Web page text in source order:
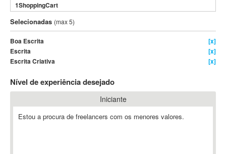
1ShoppingCart
3DS Max
3GSM
4D Dimension
802.11
A-GPS
Selecionadas (max 5)
Boa Escrita
[x]
Escrita
[x]
Escrita Criativa
[x]
Nível de experiência desejado
Iniciante
Estou a procura de freelancers com os menores valores.